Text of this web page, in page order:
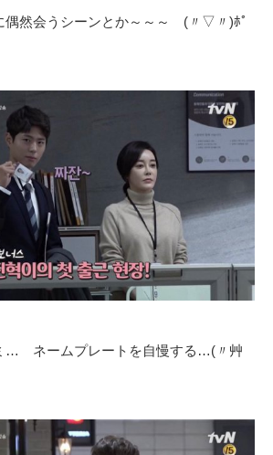
然会うシーンとか～～～ (〃▽〃)ﾎﾟ
… ネームプレートを自慢する…(〃艸